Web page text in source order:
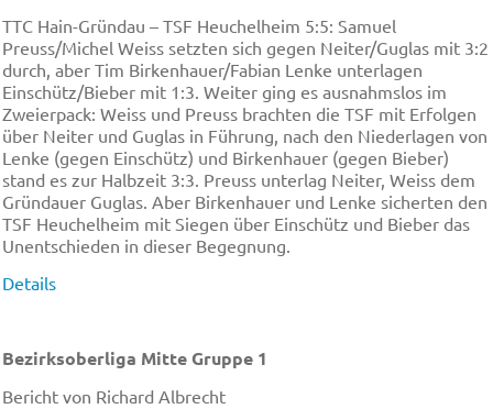
TTC Hain-Gründau – TSF Heuchelheim 5:5: Samuel
Preuss/Michel Weiss setzten sich gegen Neiter/Guglas mit 3:2
durch, aber Tim Birkenhauer/Fabian Lenke unterlagen
Einschütz/Bieber mit 1:3. Weiter ging es ausnahmslos im
Zweierpack: Weiss und Preuss brachten die TSF mit Erfolgen
über Neiter und Guglas in Führung, nach den Niederlagen von
Lenke (gegen Einschütz) und Birkenhauer (gegen Bieber)
stand es zur Halbzeit 3:3. Preuss unterlag Neiter, Weiss dem
Gründauer Guglas. Aber Birkenhauer und Lenke sicherten den
TSF Heuchelheim mit Siegen über Einschütz und Bieber das
Unentschieden in dieser Begegnung.
Details
Bezirksoberliga Mitte Gruppe 1
Bericht von Richard Albrecht